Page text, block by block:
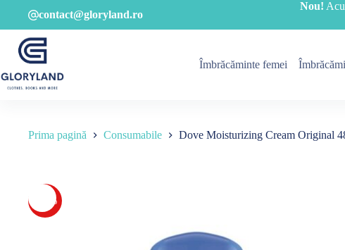
conținut
contact@gloryland.ro
Nou!
Îmbrăcăminte femei
Prima pagină Consumabile Dove Moisturizing Cream Original
-19%